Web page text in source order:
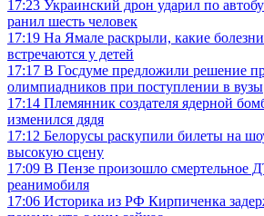
17:23 Украинский дрон ударил по
ранил шесть человек
17:19 На Ямале раскрыли, какие
встречаются у детей
17:17 В Госдуме предложили решение
олимпиадников при поступлении в вузы
17:14 Племянник создателя ядерной
изменился дядя
17:12 Белорусы раскупили билеты на
высокую сцену
17:09 В Пензе произошло смертельное
реанимобиля
17:06 Историка из РФ Кирпиченка